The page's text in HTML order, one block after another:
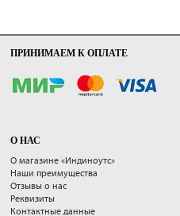
ПРИНИМАЕМ К ОПЛАТЕ
О НАС
О магазине «Индиноутс»
Наши преимущества
Отзывы о нас
Реквизиты
Контактные данные